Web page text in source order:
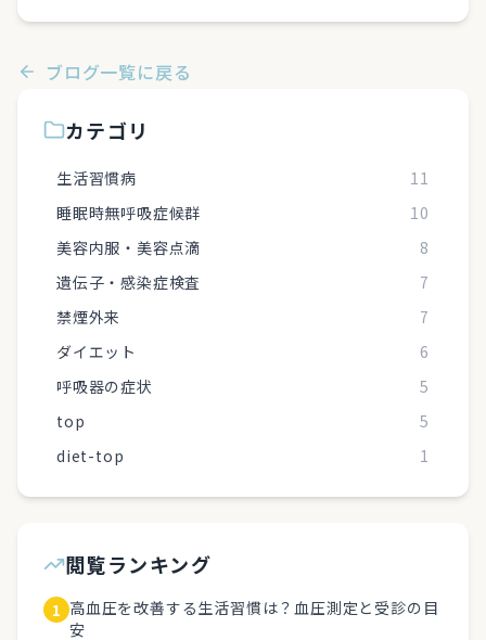
ブログ一覧に戻る
カテゴリ
生活習慣病
11
睡眠時無呼吸症候群
10
美容内服・美容点滴
8
遺伝子・感染症検査
7
禁煙外来
7
ダイエット
6
呼吸器の症状
5
top
5
diet-top
1
閲覧ランキング
1 高血圧を改善する生活習慣は？血圧測定と受診の目
安